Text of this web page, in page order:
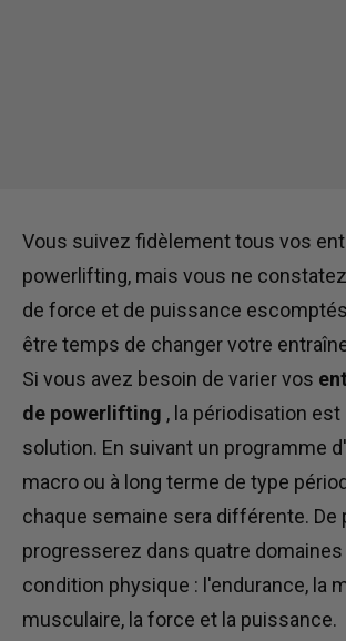
Vous suivez fidèlement tous vos
powerlifting, mais vous ne
de force et de puissance
être temps de changer votre
Si vous avez besoin de varier vos
de powerlifting , la périodisation
solution. En suivant un programme
macro ou à long terme de type
chaque semaine sera différente. De
progresserez dans quatre
condition physique : l'endurance, la
musculaire, la force et la puissance.